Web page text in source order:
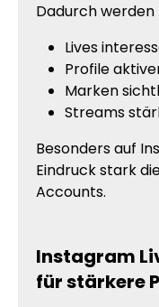
Dadurch werden
Lives
Profile
Marken
Streams
Besonders auf
Eindruck stark
Accounts.
Instagram
für stärkere